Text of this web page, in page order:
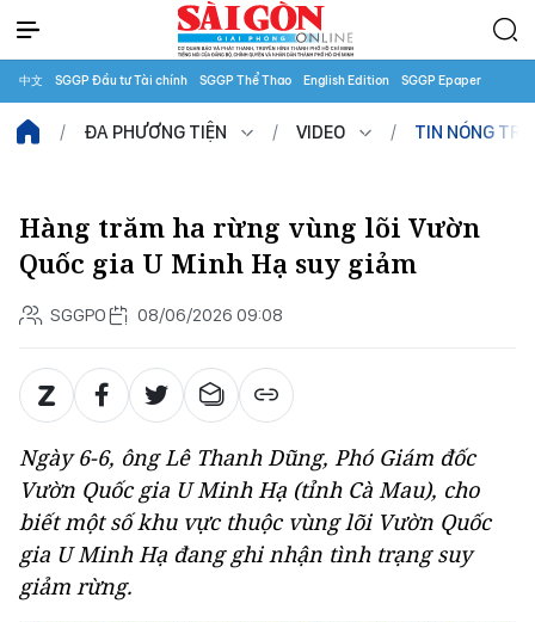
中文 SGGP Đầu tư Tài chính SGGP Thể Thao English Edition SGGP Epaper
ĐA PHƯƠNG TIỆN VIDEO TIN NÓNG
Hàng trăm ha rừng vùng lõi Vườn
Quốc gia U Minh Hạ suy giảm
SGGPO 08/06/2026 09:08
Ngày 6-6, ông Lê Thanh Dũng, Phó Giám đốc
Vườn Quốc gia U Minh Hạ (tỉnh Cà Mau), cho
biết một số khu vực thuộc vùng lõi Vườn Quốc
gia U Minh Hạ đang ghi nhận tình trạng suy
giảm rừng.